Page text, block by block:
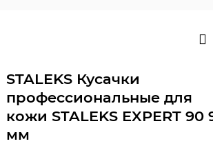
STALEKS Кусачки
профессиональные для
кожи STALEKS EXPERT 90
мм